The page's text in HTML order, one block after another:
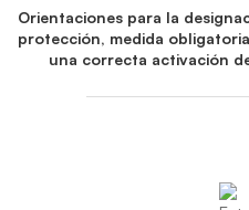
apoyo:
Persona
delegada
Orientaciones para la
protección, medida
una correcta activación